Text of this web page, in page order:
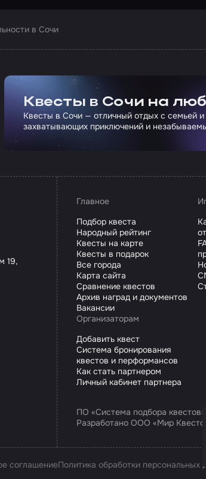
в Сочи
на сайт партнера Сколково
Квесты в Сочи на
Квесты в Сочи — отличный отдых с семьей
захватывающих приключений и
19,
Главное
Подбор квеста
Народный рейтинг
Квесты на карте
Квесты в подарок
Все города
Карта сайта
Сравнение квестов
Архив наград и документов
Вакансии
Организаторам
Добавить квест
Система бронирования
квестов и перформансов
Как стать партнером
Личный кабинет партнера
ПО «Система подбора квестов»
Разработано ООО «Мир
соглашениеПолитика обработки персональных